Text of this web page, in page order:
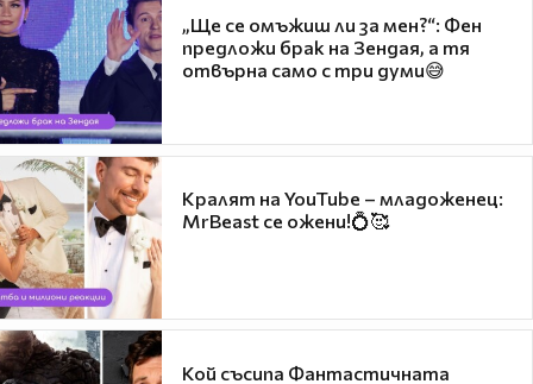
„Ще се омъжиш ли за мен?“: Фен
предложи брак на Зендая, а тя
отвърна само с три думи😅
Кралят на YouTube – младоженец:
MrBeast се ожени!💍🥰
Кой съсипа Фантастичната